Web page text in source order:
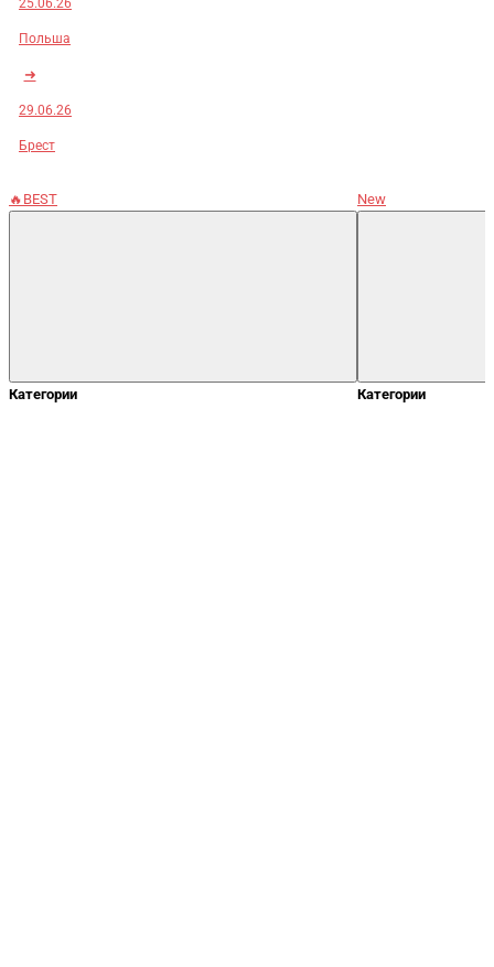
25.06.26
Польша
➜
29.06.26
Брест
🔥BEST
Категории
New
Категории